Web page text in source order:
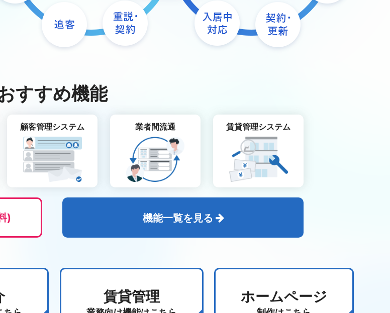
すすめ機能
顧客管理システム 業者間流通 賃貸管理システム
) 機能一覧を見る
賃貸管理 ホームページ